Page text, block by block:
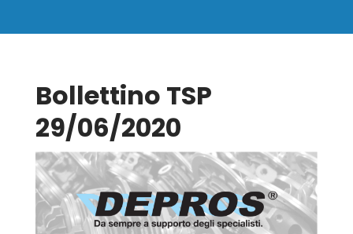
Bollettino TSP
29/06/2020